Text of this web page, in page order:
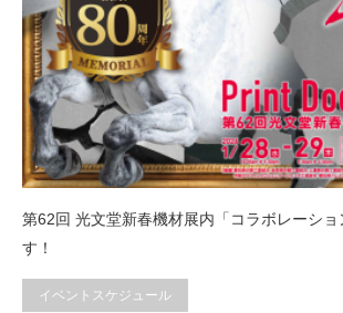
第62回 光文堂新春機材展内「コラボレーショ
す！
イベントスケジュール